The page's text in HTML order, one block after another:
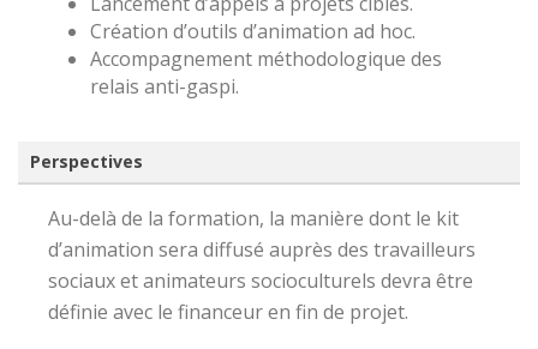
Création d’outils d’animation ad hoc.
Accompagnement méthodologique des
relais anti-gaspi.
Perspectives
Au-delà de la formation, la manière dont le kit
d’animation sera diffusé auprès des travailleurs
sociaux et animateurs socioculturels devra être
définie avec le financeur en fin de projet.